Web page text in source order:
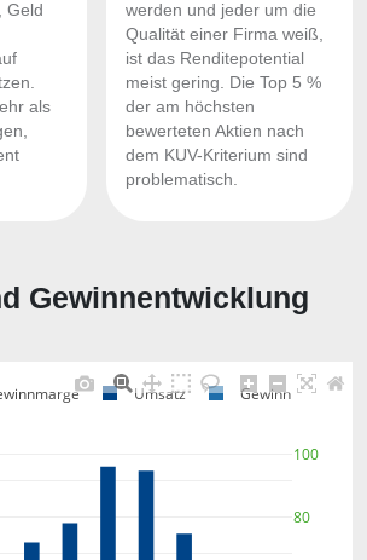
Geld
als
werden und jeder um die
Qualität einer Firma weiß,
ist das Renditepotential
meist gering. Die Top 5 %
der am höchsten
bewerteten Aktien nach
dem KUV-Kriterium sind
problematisch.
Gewinnentwicklung
80
100
Umsatz Gewinn